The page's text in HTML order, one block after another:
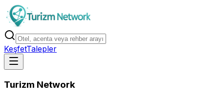
KeşfetTalepler
Turizm Network